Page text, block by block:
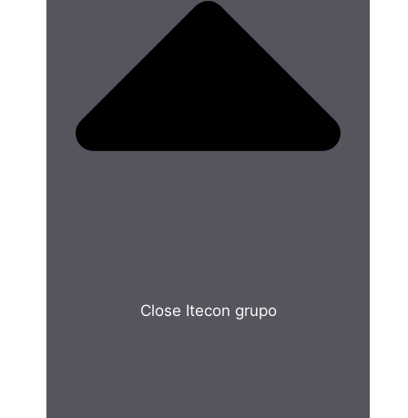
Close Itecon grupo